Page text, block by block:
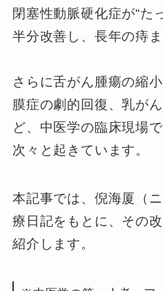
閉塞性動脈硬化症が“た
半分改善し、長年の痔
さらに舌がん腫瘍の縮
膜症の劇的回復、乳が
ど、中医学の臨床現場
次々と起きています。
本記事では、倪海厦（
療日記をもとに、その
紹介します。